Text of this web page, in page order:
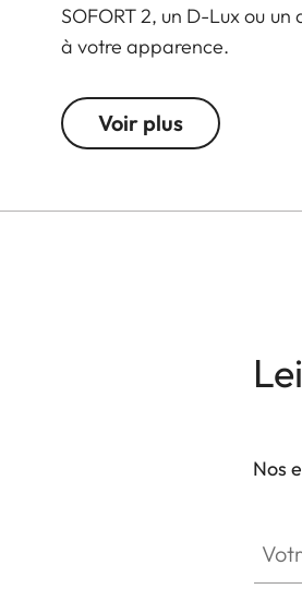
SOFORT 2, un D-Lux ou
à votre apparence.
Voir plus
Nos